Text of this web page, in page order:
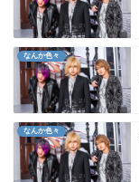
なんか色々
なんか色々